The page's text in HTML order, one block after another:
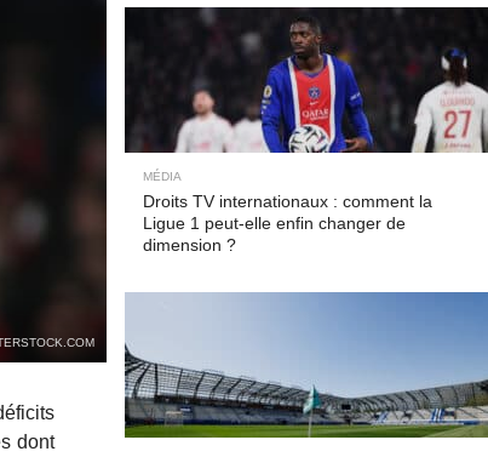
dont
MÉDIA
Droits TV internationaux : comment la
Ligue 1 peut-elle enfin changer de
dimension ?